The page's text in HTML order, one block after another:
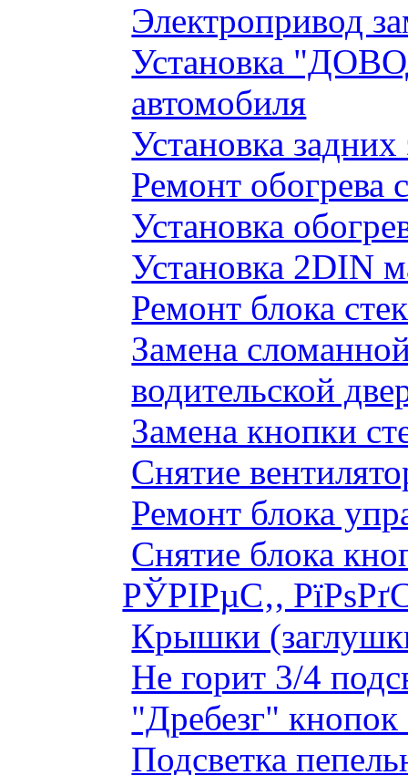
Электропривод
Установка
автомобиля
Установка
Ремонт обогрева
Установка
Установка 2DIN
Ремонт блока
Замена
водительской
Замена кнопки
Снятие
Ремонт блока
Снятие блока
РЎРІРµС‚,
Крышки
Не горит 3/4
"Дребезг"
Подсветка